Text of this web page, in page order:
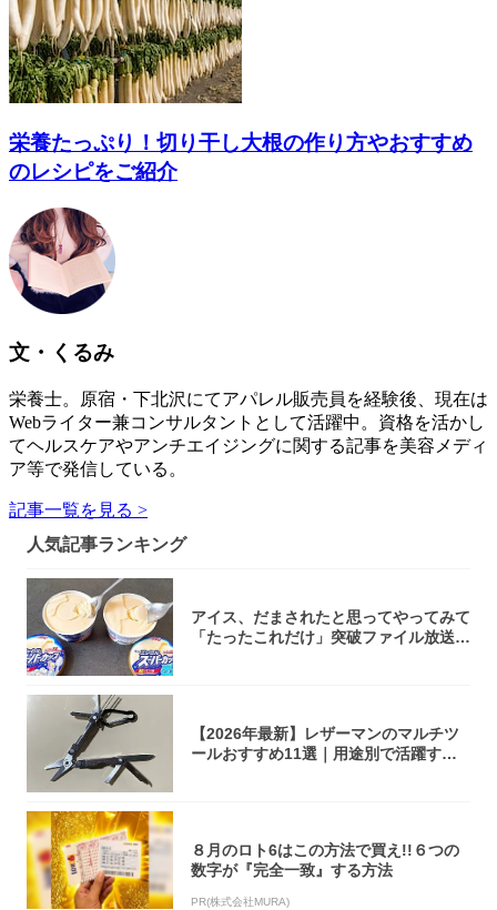
栄養たっぷり！切り干し大根の作り方やおすすめ
のレシピをご紹介
文・くるみ
栄養士。原宿・下北沢にてアパレル販売員を経験後、現在は
Webライター兼コンサルタントとして活躍中。資格を活かし
てヘルスケアやアンチエイジングに関する記事を美容メディ
ア等で発信している。
記事一覧を見る >
人気記事ランキング
アイス、だまされたと思ってやってみて
「たったこれだけ」突破ファイル放送で
【2026年最新】レザーマンのマルチツ
ールおすすめ11選｜用途別で活躍する
８月のロト6はこの方法で買え!!６つの
数字が『完全一致』する方法
PR(株式会社MURA)